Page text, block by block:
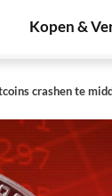
Kopen &
crashen te